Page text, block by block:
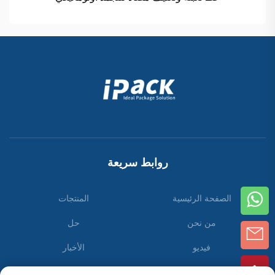
روابط سريعة
الصفحة الرئيسية المنتجات
من نحن حل
فيديو الأخبار